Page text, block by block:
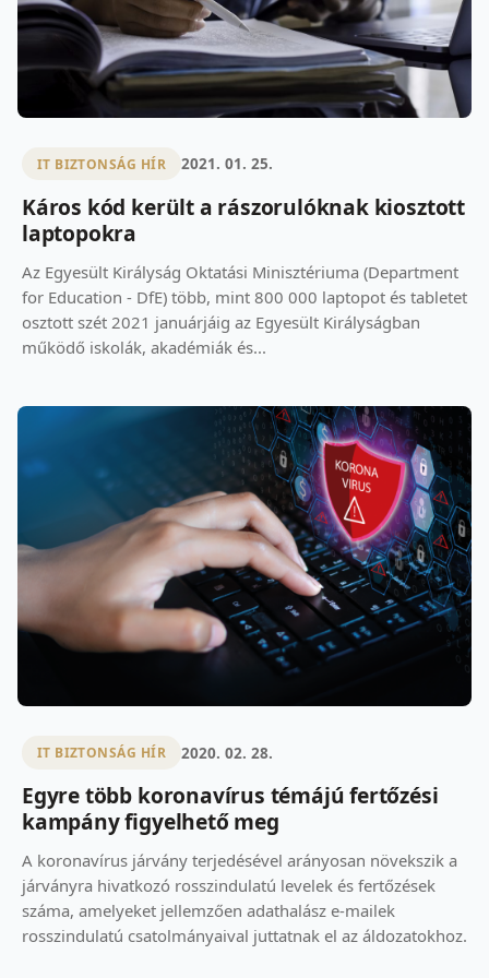
IT BIZTONSÁG HÍR 2021. 01. 25.
Káros kód került a rászorulóknak kiosztott
laptopokra
Az Egyesült Királyság Oktatási Minisztériuma (Department
for Education - DfE) több, mint 800 000 laptopot és tabletet
osztott szét 2021 januárjáig az Egyesült Királyságban
működő iskolák, akadémiák és...
IT BIZTONSÁG HÍR 2020. 02. 28.
Egyre több koronavírus témájú fertőzési
kampány figyelhető meg
A koronavírus járvány terjedésével arányosan növekszik a
járványra hivatkozó rosszindulatú levelek és fertőzések
száma, amelyeket jellemzően adathalász e-mailek
rosszindulatú csatolmányaival juttatnak el az áldozatokhoz.